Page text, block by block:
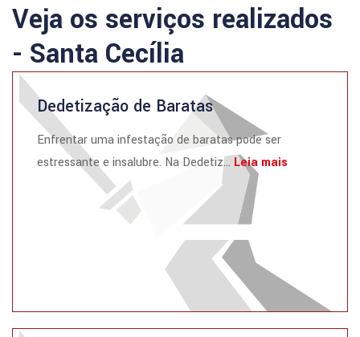
Veja os serviços realizados
- Santa Cecília
Dedetização de Baratas
Enfrentar uma infestação de baratas pode ser
estressante e insalubre. Na Dedetiz... Leia mais